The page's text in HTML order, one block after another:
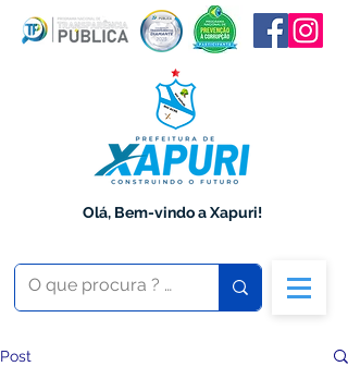
Olá, Bem-vindo a Xapuri!
Post